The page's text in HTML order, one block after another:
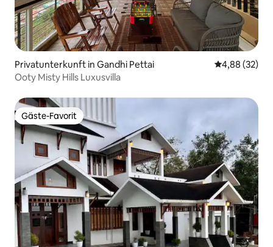
Privatunterkunft in Gandhi Pettai
4,88 (32)
Ooty Misty Hills Luxusvilla
Gäste-Favorit
Gäste-Favorit